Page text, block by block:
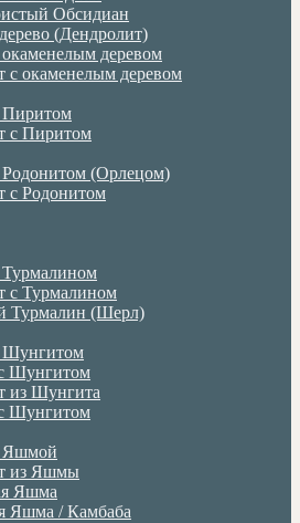
Обсидиан
(Дендролит)
деревом
с окаменелым деревом
Пиритом
с Пиритом
(Орлецом)
с Родонитом
с Турмалином
Турмалин (Шерл)
Шунгитом
Шунгитом
из Шунгита
Шунгитом
Яшмой
из Яшмы
Яшма
Яшма / Камбаба